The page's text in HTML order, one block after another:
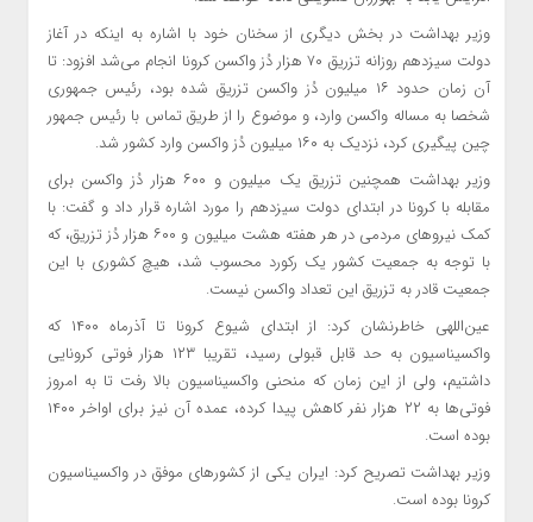
وزیر بهداشت در بخش دیگری از سخنان خود با اشاره به اینکه در آغاز
دولت سیزدهم روزانه تزریق ۷۰ هزار دُز واکسن کرونا انجام می‌شد افزود: تا
آن زمان حدود ۱۶ میلیون دُز واکسن تزریق شده بود، رئیس جمهوری
شخصا به مساله واکسن وارد، و موضوع را از طریق تماس با رئیس جمهور
چین پیگیری کرد، نزدیک به ۱۶۰ میلیون دُز واکسن وارد کشور شد.
وزیر بهداشت همچنین تزریق یک میلیون و ۶۰۰ هزار دُز واکسن برای
مقابله با کرونا در ابتدای دولت سیزدهم را مورد اشاره قرار داد و گفت: با
کمک نیروهای مردمی در هر هفته هشت میلیون و ۶۰۰ هزار دُز تزریق، که
با توجه به جمعیت کشور یک رکورد محسوب شد، هیچ کشوری با این
جمعیت قادر به تزریق این تعداد واکسن نیست.
عین‌اللهی خاطرنشان کرد: از ابتدای شیوع کرونا تا آذرماه ۱۴۰۰ که
واکسیناسیون به حد قابل قبولی رسید، تقریبا ۱۲۳ هزار فوتی کرونایی
داشتیم، ولی از این زمان که منحنی واکسیناسیون بالا رفت تا به امروز
فوتی‌ها به ۲۲ هزار نفر کاهش پیدا کرده، عمده آن نیز برای اواخر ۱۴۰۰
بوده است.
وزیر بهداشت تصریح کرد: ایران یکی از کشورهای موفق در واکسیناسیون
کرونا بوده است.